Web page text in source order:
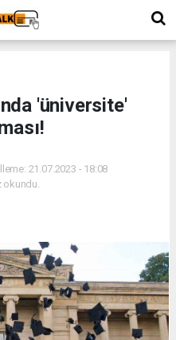
'üniversite'
21.07.2023 - 18:08
okundu.